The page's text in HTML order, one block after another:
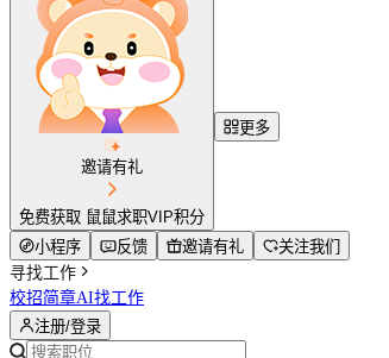
邀请有礼
免费获取 鼠鼠求职VIP积分
更多
小程序 反馈 邀请有礼
关注我们
寻找工作
校招简章AI找工作
注册/登录